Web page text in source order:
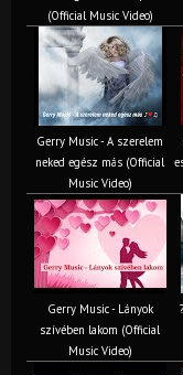
(Official Music Video)
Gerry Music - A szerelem
neked egész más (Official
Music Video)
Gerry Music - Lányok
szívében lakom (Official
Music Video)